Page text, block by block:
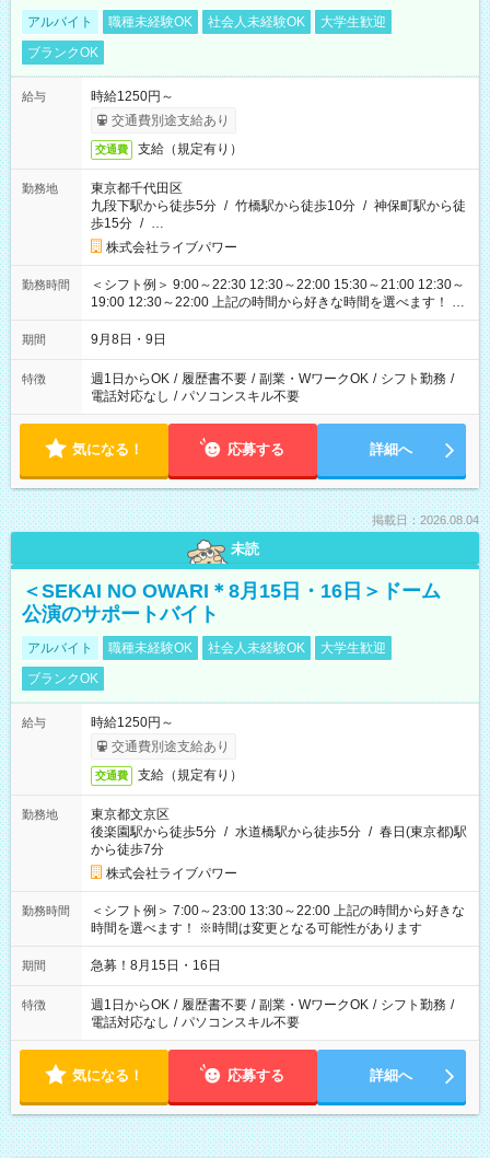
アルバイト 職種未経験OK 社会人未経験OK
大学生歓迎
ブランクOK
給与
時給1250円～
交通費別途支給あり
交通費 支給（規定有り）
勤務地
東京都千代田区
九段下駅から徒歩5分 / 竹橋駅から徒歩10分 / 神保町駅から徒
歩15分 / …
株式会社ライブパワー
勤務時間
＜シフト例＞ 9:00～22:30 12:30～22:00 15:30～21:00 12:30～
19:00 12:30～22:00 上記の時間から好きな時間を選べます！ ※
時間は変更となる可能性があります
期間 9月8日・9日
特徴 週1日からOK / 履歴書不要 / 副業・WワークOK / シフト勤務 /
電話対応なし / パソコンスキル不要
気になる！ 応募する 詳細へ
掲載日：2026.08.04
未読
＜SEKAI NO OWARI＊8月15日・16日＞ドーム
公演のサポートバイト
アルバイト 職種未経験OK 社会人未経験OK
大学生歓迎
ブランクOK
給与
時給1250円～
交通費別途支給あり
交通費 支給（規定有り）
勤務地
東京都文京区
後楽園駅から徒歩5分 / 水道橋駅から徒歩5分 / 春日(東京都)駅
から徒歩7分
株式会社ライブパワー
勤務時間
＜シフト例＞ 7:00～23:00 13:30～22:00 上記の時間から好きな
時間を選べます！ ※時間は変更となる可能性があります
期間 急募！8月15日・16日
特徴 週1日からOK / 履歴書不要 / 副業・WワークOK / シフト勤務 /
電話対応なし / パソコンスキル不要
気になる！ 応募する 詳細へ